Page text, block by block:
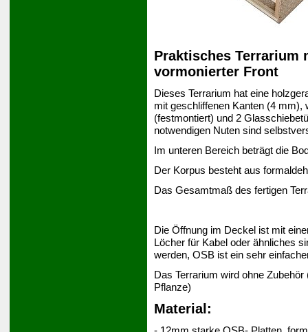
Praktisches Terrarium
vormonierter Front
Dieses Terrarium hat eine
mit geschliffenen Kanten (4
(festmontiert) und 2
notwendigen Nuten sind
Im unteren Bereich beträgt die
Der Korpus besteht aus
Das Gesamtmaß des fertigen
Die Öffnung im Deckel ist mit
Löcher für Kabel oder ähnliches
werden, OSB ist ein sehr
Das Terrarium wird ohne
Pflanze)
Material: